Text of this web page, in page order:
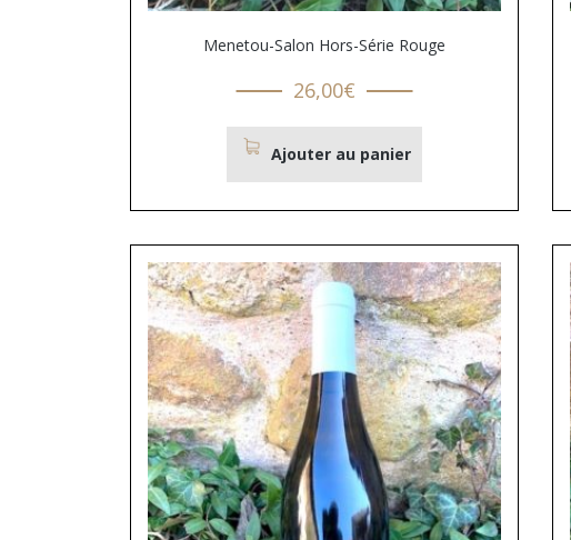
Menetou-Salon Hors-Série Rouge
26,00€
Ajouter au panier